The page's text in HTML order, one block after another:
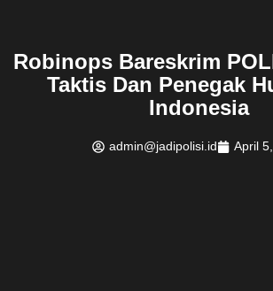
Robinops Bareskrim
Taktis Dan Penegak
Indonesia
admin@jadipolisi.id April